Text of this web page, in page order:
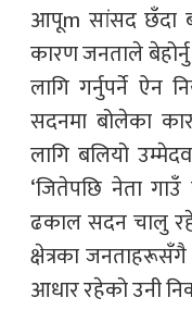
आपूm सांसद छँदा
कारण जनताले
लागि गर्नुपर्ने ऐन
सदनमा बोलेका
लागि बलियो
‘जितेपछि नेता
ढकाल सदन चालु
क्षेत्रका
आधार रहेको उनी